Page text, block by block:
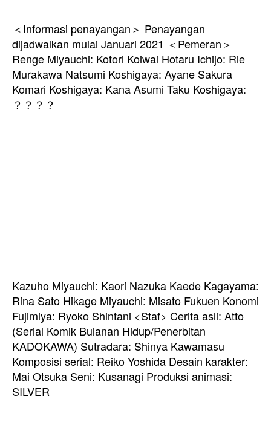
＜Informasi penayangan＞ Penayangan
dijadwalkan mulai Januari 2021 ＜Pemeran＞
Renge Miyauchi: Kotori Koiwai Hotaru Ichijo: Rie
Murakawa Natsumi Koshigaya: Ayane Sakura
Komari Koshigaya: Kana Asumi Taku Koshigaya:
？？？？
Kazuho Miyauchi: Kaori Nazuka Kaede Kagayama:
Rina Sato Hikage Miyauchi: Misato Fukuen Konomi
Fujimiya: Ryoko Shintani <Staf> Cerita asli: Atto
(Serial Komik Bulanan Hidup/Penerbitan
KADOKAWA) Sutradara: Shinya Kawamasu
Komposisi serial: Reiko Yoshida Desain karakter:
Mai Otsuka Seni: Kusanagi Produksi animasi:
SILVER